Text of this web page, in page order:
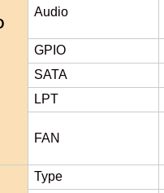
Audio
GPIO
SATA
LPT
FAN
Type